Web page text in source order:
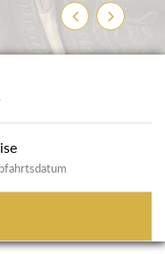
ZurückWeiter